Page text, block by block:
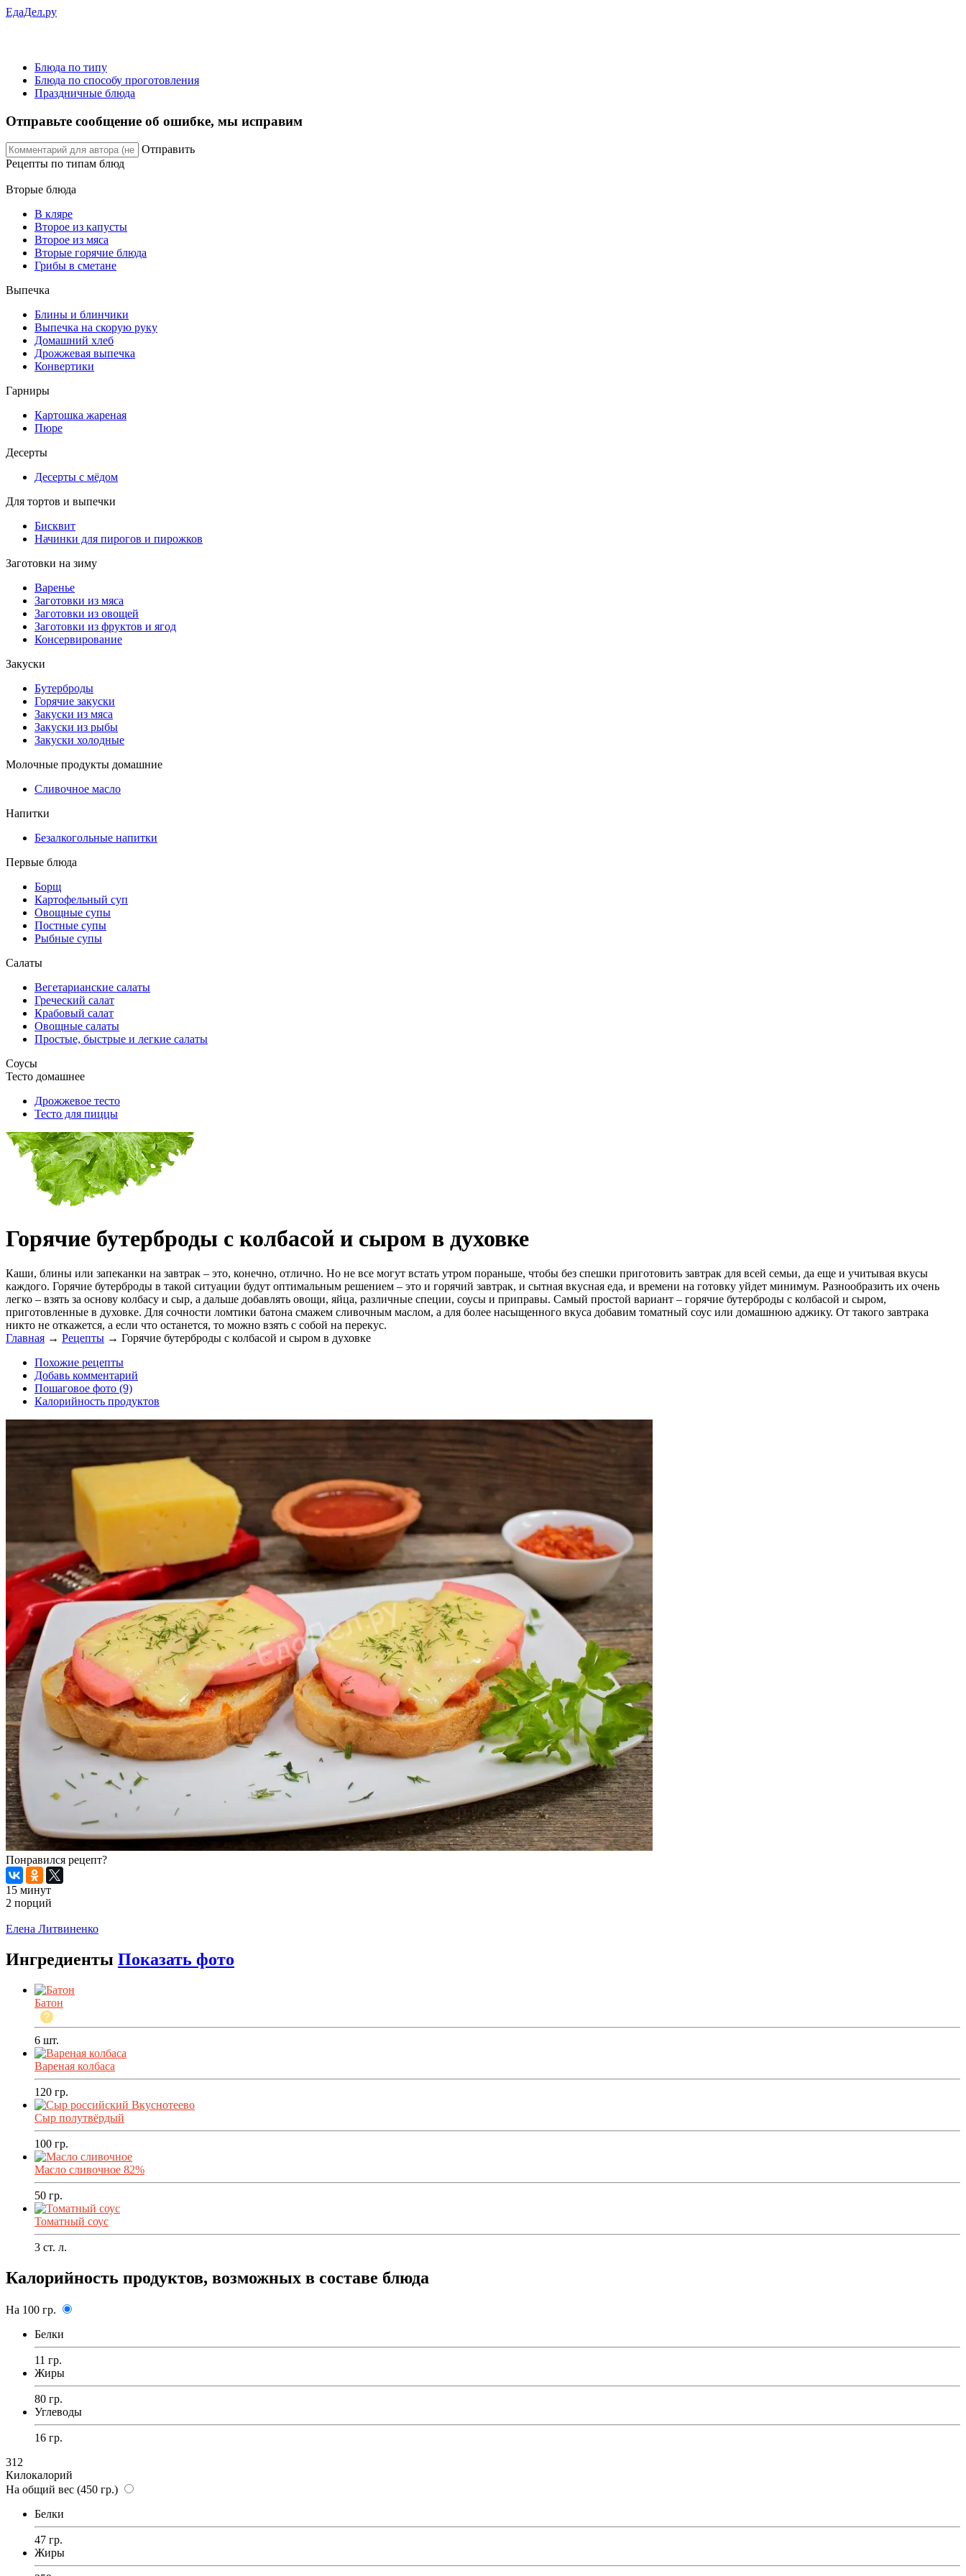
ЕдаДел.ру
Блюда по типу
Блюда по способу проготовления
Праздничные блюда
Отправьте сообщение об ошибке, мы исправим
Отправить
Рецепты по типам блюд
Вторые блюда
В кляре
Второе из капусты
Второе из мяса
Вторые горячие блюда
Грибы в сметане
Выпечка
Блины и блинчики
Выпечка на скорую руку
Домашний хлеб
Дрожжевая выпечка
Конвертики
Гарниры
Картошка жареная
Пюре
Десерты
Десерты с мёдом
Для тортов и выпечки
Бисквит
Начинки для пирогов и пирожков
Заготовки на зиму
Варенье
Заготовки из мяса
Заготовки из овощей
Заготовки из фруктов и ягод
Консервирование
Закуски
Бутерброды
Горячие закуски
Закуски из мяса
Закуски из рыбы
Закуски холодные
Молочные продукты домашние
Сливочное масло
Напитки
Безалкогольные напитки
Первые блюда
Борщ
Картофельный суп
Овощные супы
Постные супы
Рыбные супы
Салаты
Вегетарианские салаты
Греческий салат
Крабовый салат
Овощные салаты
Простые, быстрые и легкие салаты
Соусы
Тесто домашнее
Дрожжевое тесто
Тесто для пиццы
Горячие бутерброды с колбасой и сыром в духовке
Каши, блины или запеканки на завтрак – это, конечно, отлично. Но не все могут встать утром пораньше, чтобы без спешки приготовить завтрак для всей семьи, да еще и учитывая вкусы
каждого. Горячие бутерброды в такой ситуации будут оптимальным решением – это и горячий завтрак, и сытная вкусная еда, и времени на готовку уйдет минимум. Разнообразить их очень
легко – взять за основу колбасу и сыр, а дальше добавлять овощи, яйца, различные специи, соусы и приправы. Самый простой вариант – горячие бутерброды с колбасой и сыром,
приготовленные в духовке. Для сочности ломтики батона смажем сливочным маслом, а для более насыщенного вкуса добавим томатный соус или домашнюю аджику. От такого завтрака
никто не откажется, а если что останется, то можно взять с собой на перекус.
Главная → Рецепты → Горячие бутерброды с колбасой и сыром в духовке
Похожие рецепты
Добавь комментарий
Пошаговое фото (9)
Калорийность продуктов
Понравился рецепт?
15 минут
2 порций
Елена Литвиненко
Ингредиенты Показать фото
Батон
6 шт.
Вареная колбаса
120 гр.
Сыр полутвёрдый
100 гр.
Масло сливочное 82%
50 гр.
Томатный соус
3 ст. л.
Калорийность продуктов, возможных в составе блюда
На 100 гр.
Белки
11 гр.
Жиры
80 гр.
Углеводы
16 гр.
312
Килокалорий
На общий вес (450 гр.)
Белки
47 гр.
Жиры